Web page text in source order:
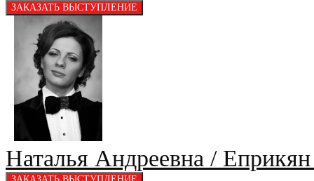
Наталья Андреевна /